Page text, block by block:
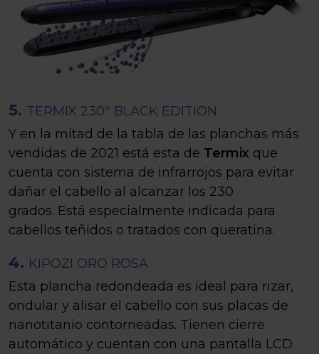
5. TERMIX 230º BLACK EDITION
Y en la mitad de la tabla de las planchas más
vendidas de 2021 está esta de Termix que
cuenta con sistema de infrarrojos para evitar
dañar el cabello al alcanzar los 230
grados. Está especialmente indicada para
cabellos teñidos o tratados con queratina.
4. KIPOZI ORO ROSA
Esta plancha redondeada es ideal para rizar,
ondular y alisar el cabello con sus placas de
nanotitanio contorneadas. Tienen cierre
automático y cuentan con una pantalla LCD